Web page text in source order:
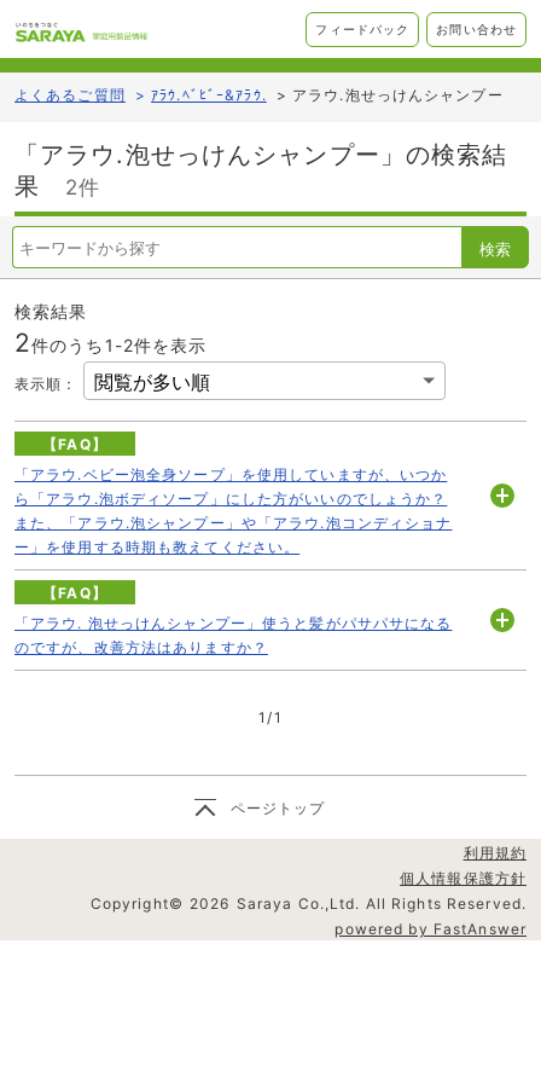
フィードバック お問い合わせ
よくあるご質問 > ｱﾗｳ.ﾍﾞﾋﾞｰ&ｱﾗｳ. > アラウ.泡せっけんシャンプー
「アラウ.泡せっけんシャンプー」の検索結
果
2件
検索
検索結果
2件のうち1-2件を表示
表示順 ：
【FAQ】
「アラウ.ベビー泡全身ソープ」を使用していますが、いつか
ら「アラウ.泡ボディソープ」にした方がいいのでしょうか？
また、「アラウ.泡シャンプー」や「アラウ.泡コンディショナ
ー」を使用する時期も教えてください。
【FAQ】
「アラウ. 泡せっけんシャンプー」使うと髪がパサパサになる
のですが、改善方法はありますか？
く
1 /1
ページトップ
利用規約
個人情報保護方針
Copyright© 2026 Saraya Co.,Ltd. All Rights Reserved.
powered by FastAnswer